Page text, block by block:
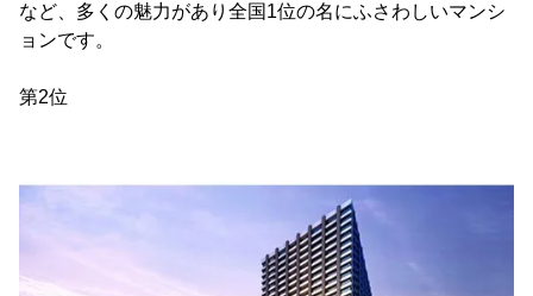
など、多くの魅力があり全国1位の名にふさわしいマンシ
ョンです。
第2位